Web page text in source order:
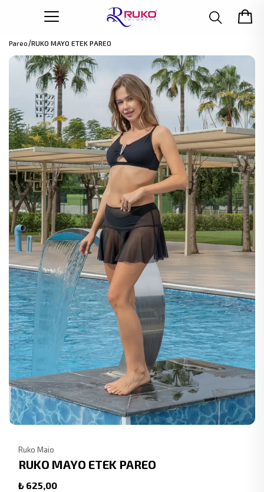
Pareo RUKO MAYO ETEK PAREO
Ruko Maio
RUKO MAYO ETEK PAREO
₺ 625,00